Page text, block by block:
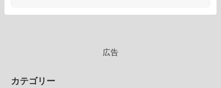
広告
カテゴリー